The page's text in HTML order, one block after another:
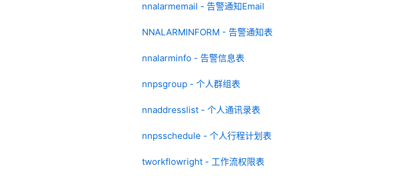
nnalarmemail - 告警通知Email
NNALARMINFORM - 告警通知表
nnalarminfo - 告警信息表
nnpsgroup - 个人群组表
nnaddresslist - 个人通讯录表
nnpsschedule - 个人行程计划表
tworkflowright - 工作流权限表